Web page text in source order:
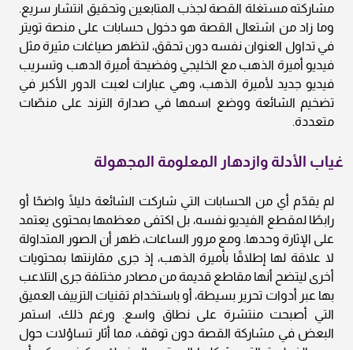
مشاركته مستغلة القصة لجذب المتابعين وتحقيق انتشار سريع.
وما زاد من اشتعال القصة هو دخول حسابات على منصة تويتر
في تداول العنوان نفسه دون تحقق، لتظهر صياغات مثيرة مثل
فيديو أميرة الذهب مع الخليجي وفضيحة أميرة الدهب وتسريب
فيديو جديد لأميرة الذهب، وهي عبارات لعبت الدور الأكبر في
تضخيم الشائعة ووضع اسمها في صدارة الترند على منصّات
متعددة.
غياب الأدلة وازدهار المعلومة المجهولة
لم يقدّم أي من الحسابات التي شاركت الشائعة دليلًا واضحًا أو
رابطًا لمقطع الفيديو نفسه، بل اكتفى معظمها بمحتوى يعتمد
على الإثارة وحدها. ومع مرور الساعات، ظهر أن الصور المتداولة
لا علاقة لها إطلاقًا بأميرة الذهب، إذ جرى مقارنتها بمحتويات
أخرى ليتضح أنها مقاطع قديمة من مصادر مختلفة جرى التلاعب
بها عبر أدوات تحرير بسيطة، أو باستخدام تقنيات التزييف العميق
التي أصبحت منتشرة على نطاق واسع. ورغم ذلك، استمر
البعض في مشاركة القصة دون توقف، مما أثار تساؤلات حول